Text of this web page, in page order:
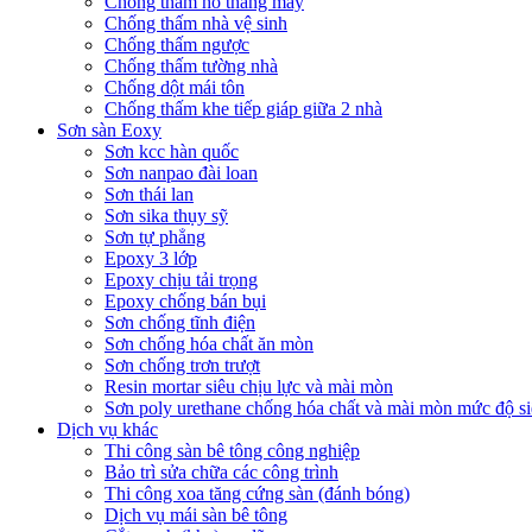
Chống thấm nhà vệ sinh
Chống thấm ngược
Chống thấm tường nhà
Chống dột mái tôn
Chống thấm khe tiếp giáp giữa 2 nhà
Sơn sàn Eoxy
Sơn kcc hàn quốc
Sơn nanpao đài loan
Sơn thái lan
Sơn sika thụy sỹ
Sơn tự phẳng
Epoxy 3 lớp
Epoxy chịu tải trọng
Epoxy chống bán bụi
Sơn chống tĩnh điện
Sơn chống hóa chất ăn mòn
Sơn chống trơn trượt
Resin mortar siêu chịu lực và mài mòn
Sơn poly urethane chống hóa chất và mài mòn mức độ
Dịch vụ khác
Thi công sàn bê tông công nghiệp
Bảo trì sửa chữa các công trình
Thi công xoa tăng cứng sàn (đánh bóng)
Dịch vụ mái sàn bê tông